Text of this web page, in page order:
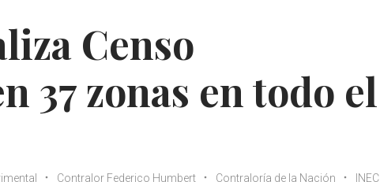
Censo
37 zonas en todo el
Contralor Federico Humbert Contraloría de la Nación INEC